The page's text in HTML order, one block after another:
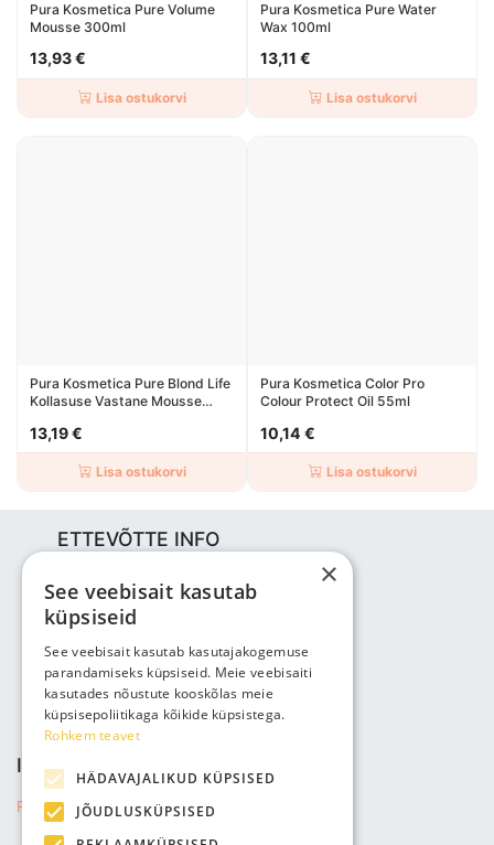
Pura Kosmetica Pure Volume
Mousse 300ml
13,93 €
Lisa ostukorvi
Pura Kosmetica Pure Water
Wax 100ml
13,11 €
Lisa ostukorvi
Pura Kosmetica Pure Blond Life
Kollasuse Vastane Mousse
13,19 €
Lisa ostukorvi
Pura Kosmetica Color Pro
Colour Protect Oil 55ml
10,14 €
Lisa ostukorvi
ETTEVÕTTE INFO
Vabaõhukooli tee 4, Tallinn, 12013
Reg nr: 14690362
KM: EE102147285
Telefon: +3725143691
info@bjuti.ee
INFO JA TINGIMUSED
Privaatsuse tingimused
×
See veebisait kasutab
küpsiseid
See veebisait kasutab kasutajakogemuse
parandamiseks küpsiseid. Meie veebisaiti
kasutades nõustute kooskõlas meie
küpsisepoliitikaga kõikide küpsistega.
Rohkem teavet
HÄDAVAJALIKUD KÜPSISED
JÕUDLUSKÜPSISED